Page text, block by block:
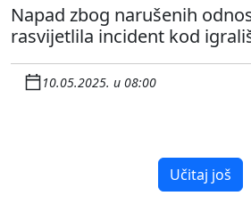
Napad zbog narušenih
rasvijetlila incident kod
10.05.2025. u 08:00
Učitaj još